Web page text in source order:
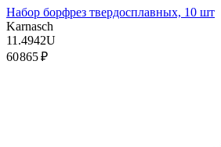
Набор борфрез твердосплавных, 10 шт
Karnasch
11.4942U
60 865 ₽